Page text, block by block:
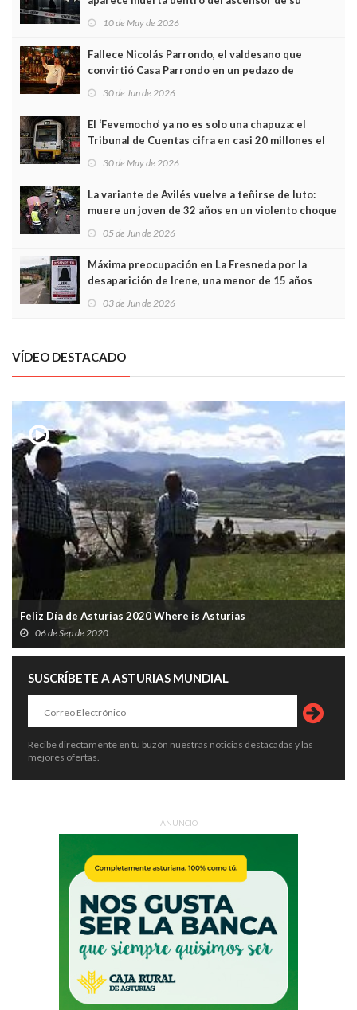
edificio y las cámaras captan sus últimos minutos
10 de May de 2026
Fallece Nicolás Parrondo, el valdesano que
convirtió Casa Parrondo en un pedazo de
Asturias en Madrid
30 de Jun de 2026
El ‘Fevemocho’ ya no es solo una chapuza: el
Tribunal de Cuentas cifra en casi 20 millones el
sobrecoste de los trenes que no cabían por los
30 de May de 2026
La variante de Avilés vuelve a teñirse de luto:
muere un joven de 32 años en un violento choque
frontal
05 de Jun de 2026
Máxima preocupación en La Fresneda por la
desaparición de Irene, una menor de 15 años
03 de Jun de 2026
VÍDEO DESTACADO
Feliz Día de Asturias 2020 Where is Asturias
06 de Sep de 2020
SUSCRÍBETE A ASTURIAS MUNDIAL
Recibe directamente en tu buzón nuestras noticias destacadas y las
mejores ofertas.
ANUNCIO